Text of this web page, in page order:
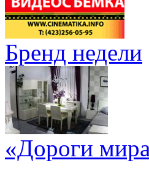
Бренд недели
«Дороги